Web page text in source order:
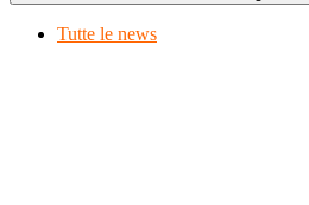
Tutte le news